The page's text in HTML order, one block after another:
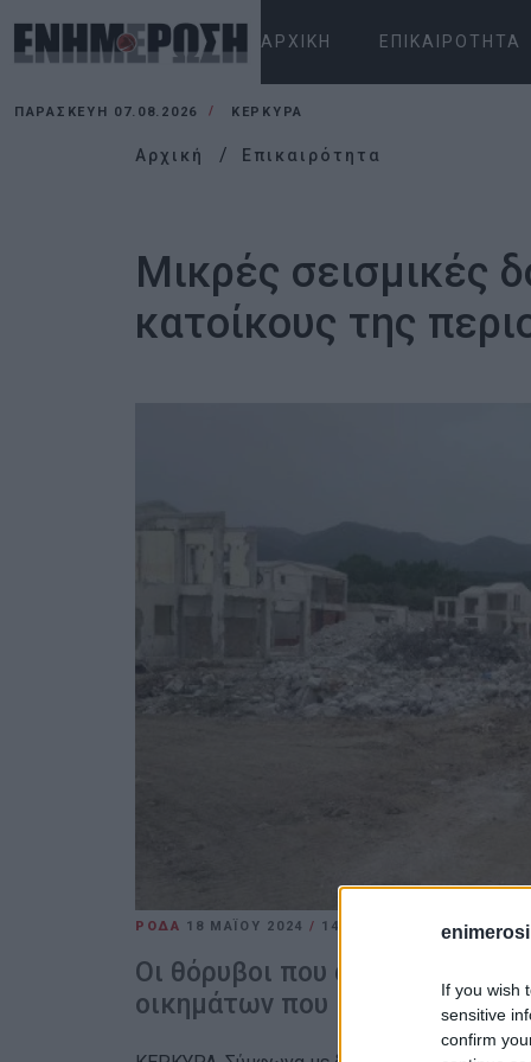
If you wish
sensitive
confirm
ΑΡΧΙΚΉ ΕΠΙΚΑΙΡΌΤΗΤΑ
ΠΑΡΑΣΚΕΥΉ 07.08.2026 ΚΕΡΚΥΡΑ
Αρχική Επικαιρότητα
Μικρές σεισμικές
κατοίκους της
ΡΟΔΑ 18 ΜΑΪ́ΟΥ 2024 / 14:40 ΕΛΕΝΗ ΚΟΡΩΝΑΚΗ
Οι θόρυβοι που ακούγονται
οικημάτων που βρίσκονται